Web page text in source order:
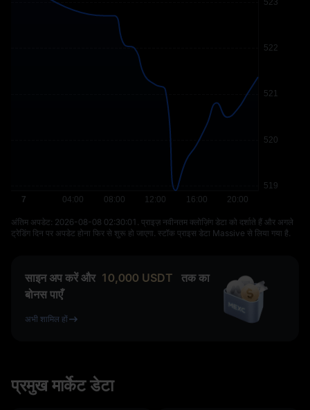
अंतिम अपडेट: ⁦2026-08-08 02:30:01⁩. प्राइज़ नवीनतम क्लोज़िंग डेटा को दर्शाते हैं और अगले
ट्रेडिंग दिन पर अपडेट होना फिर से शुरू हो जाएगा. स्टॉक प्राइस डेटा Massive से लिया गया है.
साइन अप करें और 10,000 USDT
तक का
बोनस पाएँ
अभी शामिल हों
प्रमुख मार्केट डेटा